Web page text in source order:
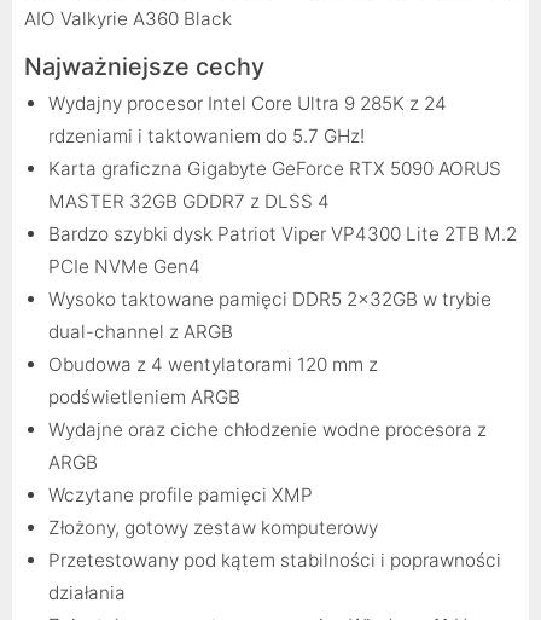
AIO Valkyrie A360 Black
Najważniejsze cechy
Wydajny procesor Intel Core Ultra 9 285K z 24
rdzeniami i taktowaniem do 5.7 GHz!
Karta graficzna Gigabyte GeForce RTX 5090 AORUS
MASTER 32GB GDDR7 z DLSS 4
Bardzo szybki dysk Patriot Viper VP4300 Lite 2TB M.2
PCIe NVMe Gen4
Wysoko taktowane pamięci DDR5 2x32GB w trybie
dual-channel z ARGB
Obudowa z 4 wentylatorami 120 mm z
podświetleniem ARGB
Wydajne oraz ciche chłodzenie wodne procesora z
ARGB
Wczytane profile pamięci XMP
Złożony, gotowy zestaw komputerowy
Przetestowany pod kątem stabilności i poprawności
działania